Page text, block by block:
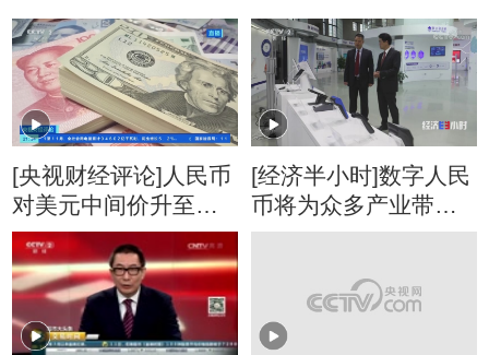
[央视财经评论]人民币
对美元中间价升至近
15个月新高
[经济半小时]数字人民
币将为众多产业带来
新机遇